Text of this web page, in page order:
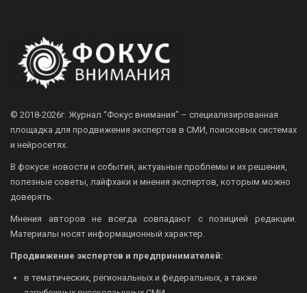
© 2018-2026г. Журнал “Фокус внимания” – специализированная
площадка для продвижения экспертов в СМИ, поисковых системах
и нейросетях.
В фокусе: новости и события, актуаьные проблемы и их решения,
полезные советы, лайфхаки и мнения экспертов, которым можно
доверять.
Мнения авторов не всегда совпадают с позицией редакции.
Материалы носят информационный характер.
Продвижение экспертов и предпринимателей:
в тематических, региональных и федеральных, а также